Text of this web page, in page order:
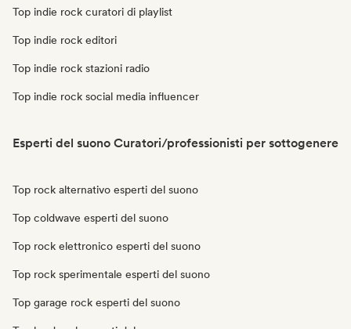
Top indie rock curatori di playlist
Top indie rock editori
Top indie rock stazioni radio
Top indie rock social media influencer
Esperti del suono Curatori/professionisti per sottogenere
Top rock alternativo esperti del suono
Top coldwave esperti del suono
Top rock elettronico esperti del suono
Top rock sperimentale esperti del suono
Top garage rock esperti del suono